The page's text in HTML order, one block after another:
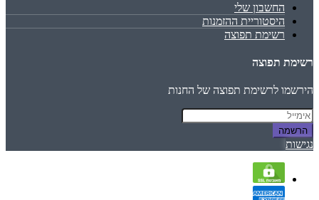
החשבון שלי
היסטוריית ההזמנות
רשימת תפוצה
רשימת תפוצה
הירשמו לרשימת תפוצה של החנות
הרשמה
נגישות